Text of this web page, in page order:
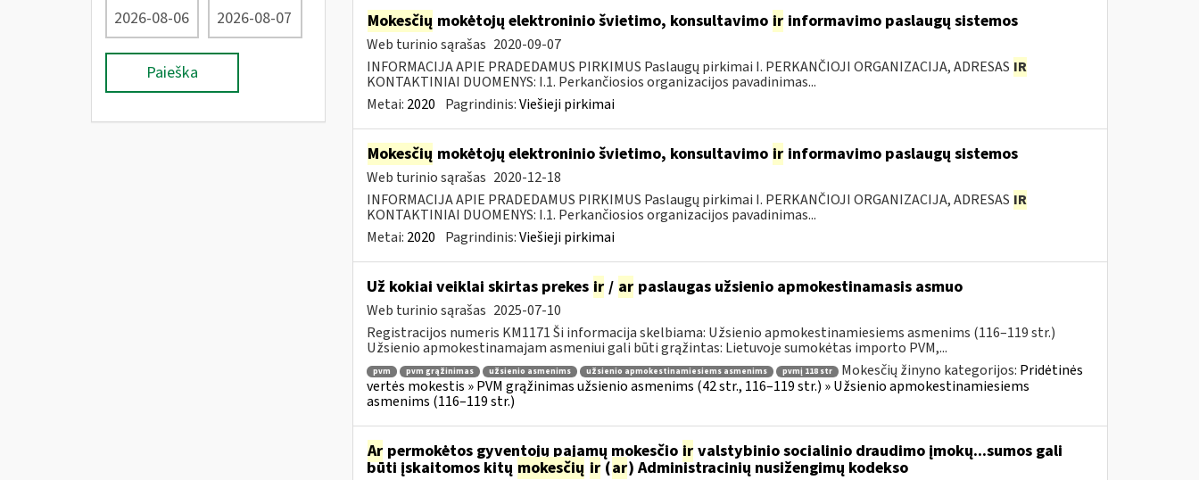
Paieška
Mokesčių mokėtojų elektroninio švietimo, konsultavimo irinformavimo paslaugų sistemos
Web turinio sąrašas 2020-09-07
INFORMACIJA APIE PRADEDAMUS PIRKIMUS Paslaugų pirkimai I. PERKANČIOJI ORGANIZACIJA, ADRESAS IR
KONTAKTINIAI DUOMENYS: I.1. Perkančiosios organizacijos pavadinimas...
Metai: 2020 Pagrindinis:Viešieji pirkimai
Mokesčių mokėtojų elektroninio švietimo, konsultavimo irinformavimo paslaugų sistemos
Web turinio sąrašas 2020-12-18
INFORMACIJA APIE PRADEDAMUS PIRKIMUS Paslaugų pirkimai I. PERKANČIOJI ORGANIZACIJA, ADRESAS IR
KONTAKTINIAI DUOMENYS: I.1. Perkančiosios organizacijos pavadinimas...
Metai: 2020 Pagrindinis:Viešieji pirkimai
Už kokiai veiklai skirtas prekes ir/ arpaslaugas užsienio apmokestinamasis asmuo
Web turinio sąrašas 2025-07-10
Registracijos numeris KM1171 Ši informacija skelbiama: Užsienio apmokestinamiesiems asmenims (116–119 str.)
Užsienio apmokestinamajam asmeniui gali būti grąžintas: Lietuvoje sumokėtas importo PVM,...
pvm pvm grąžinimas užsienio asmenims užsienio apmokestinamiesiems asmenims pvmį 118 str Mokesčių žinyno kategorijos: Pridėtinės
vertės mokestis » PVM grąžinimas užsienio asmenims (42 str., 116–119 str.) » Užsienio apmokestinamiesiems
asmenims (116–119 str.)
Arpermokėtos gyventojų pajamų mokesčio irvalstybinio socialinio draudimo įmokų...sumos gali
būti įskaitomos kitų mokesčių ir(ar) Administracinių nusižengimų kodekso